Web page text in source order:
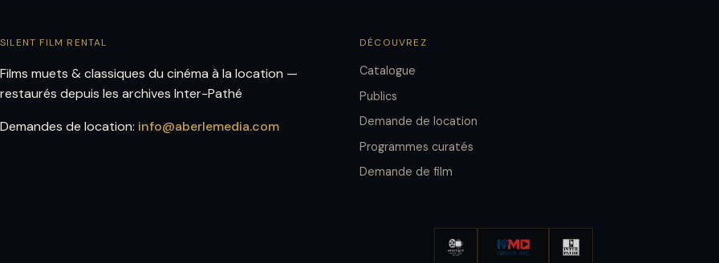
SILENT FILM RENTAL
Films muets & classiques du cinéma à la location —
restaurés depuis les archives Inter-Pathé
Demandes de location: info@aberlemedia.com
DÉCOUVREZ
Catalogue
Publics
Demande de location
Programmes curatés
Demande de film